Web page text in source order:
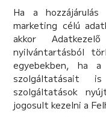
Ha a hozzájárulás
marketing célú
akkor
nyilvántartásból
egyebekben, ha a
szolgáltatásait
szolgáltatások
jogosult kezelni a